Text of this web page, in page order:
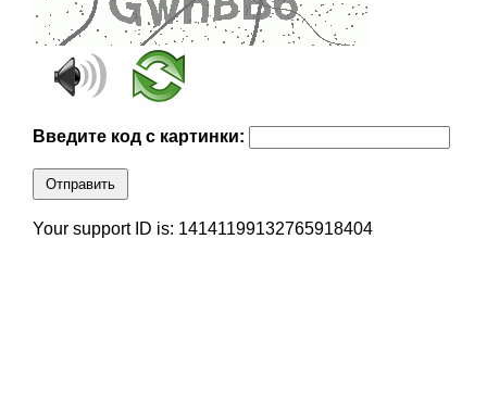
Введите код с картинки:
Отправить
Your support ID is: 14141199132765918404